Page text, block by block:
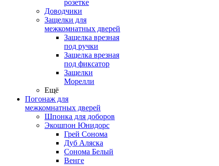
розетке
Доводчики
Защелки для
межкомнатных дверей
Защелка врезная
под ручки
Защелка врезная
под фиксатор
Защелки
Морелли
Ещё
Погонаж для
межкомнатных дверей
Шпонка для доборов
Экошпон Юнидорс
Грей Сонома
Дуб Аляска
Сонома Белый
Венге